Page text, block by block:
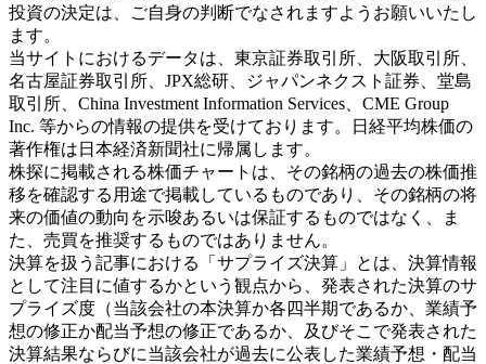
投資の決定は、ご自身の判断でなされますようお願いいたし
ます。
当サイトにおけるデータは、東京証券取引所、大阪取引所、
名古屋証券取引所、JPX総研、ジャパンネクスト証券、堂島
取引所、China Investment Information Services、CME Group
Inc. 等からの情報の提供を受けております。日経平均株価の
著作権は日本経済新聞社に帰属します。
株探に掲載される株価チャートは、その銘柄の過去の株価推
移を確認する用途で掲載しているものであり、その銘柄の将
来の価値の動向を示唆あるいは保証するものではなく、ま
た、売買を推奨するものではありません。
決算を扱う記事における「サプライズ決算」とは、決算情報
として注目に値するかという観点から、発表された決算のサ
プライズ度（当該会社の本決算か各四半期であるか、業績予
想の修正か配当予想の修正であるか、及びそこで発表された
決算結果ならびに当該会社が過去に公表した業績予想・配当